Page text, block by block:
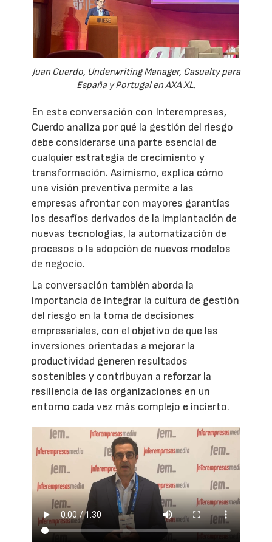
Juan Cuerdo, Underwriting Manager, Casualty para
España y Portugal en AXA XL.
En esta conversación con Interempresas,
Cuerdo analiza por qué la gestión del riesgo
debe considerarse una parte esencial de
cualquier estrategia de crecimiento y
transformación. Asimismo, explica cómo
una visión preventiva permite a las
empresas afrontar con mayores garantías
los desafíos derivados de la implantación de
nuevas tecnologías, la automatización de
procesos o la adopción de nuevos modelos
de negocio.
La conversación también aborda la
importancia de integrar la cultura de gestión
del riesgo en la toma de decisiones
empresariales, con el objetivo de que las
inversiones orientadas a mejorar la
productividad generen resultados
sostenibles y contribuyan a reforzar la
resiliencia de las organizaciones en un
entorno cada vez más complejo e incierto.